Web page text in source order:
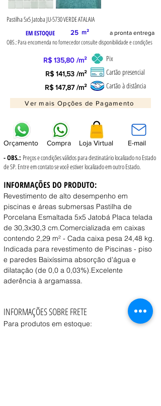
Pastilha 5x5 Jatoba JU-5730 VERDE ATALAIA
EM ESTOQUE 25 m² a pronta entrega
OBS.: Para encomenda no fornecedor consulte disponibilidade e condições
R$ 135,80 /m² Pix
R$ 141,53 /m² Cartão presencial
R$ 147,87 /m² Cartão à distância
Ver mais Opções de Pagamento
Orçamento Compra Loja Virtual E-mail
- OBS.: Preços e condições válidos para destinatário localizado no Estado
de SP. Entre em contato se você estiver localizado em outro Estado.
INFORMAÇÕES DO PRODUTO:
Revestimento de alto desempenho em
piscinas e áreas submersas Pastilha de
Porcelana Esmaltada 5x5 Jatobá Placa telada
de 30,3x30,3 cm.Comercializada em caixas
contendo 2,29 m² - Cada caixa pesa 24,48 kg.
Indicada para revestimento de Piscinas - piso
e paredes Baixíssima absorção d'água e
dilatação (de 0,0 a 0,03%).Excelente
aderência à argamassa.
INFORMAÇÕES SOBRE FRETE
Para produtos em estoque: